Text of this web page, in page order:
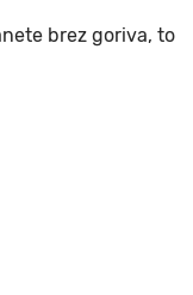
brez goriva, to